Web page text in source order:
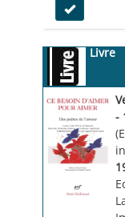
Livre
-